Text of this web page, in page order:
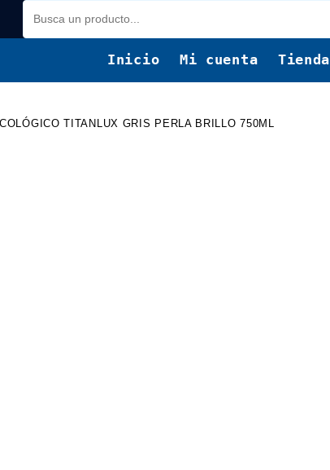
Inicio Mi cuenta Tienda
TITANLUX GRIS PERLA BRILLO 750ML